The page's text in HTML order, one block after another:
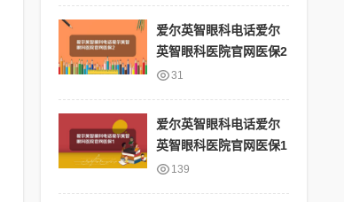
爱尔英智眼科电话爱尔
英智眼科医院官网医保2
31
爱尔英智眼科电话爱尔
英智眼科医院官网医保1
139